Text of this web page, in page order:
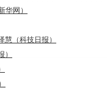
华网）
（科技日报）